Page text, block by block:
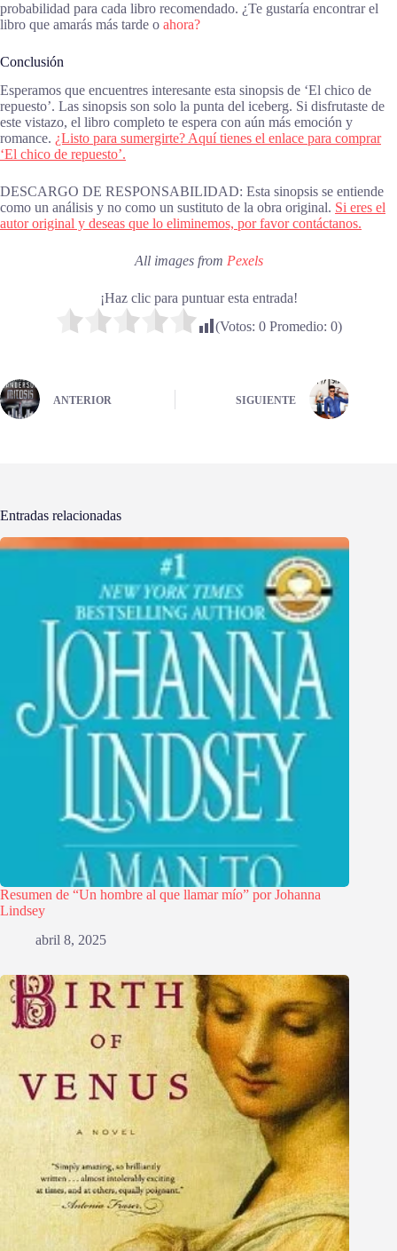
probabilidad para cada libro recomendado. ¿Te gustaría encontrar el
libro que amarás más tarde o ahora?
Conclusión
Esperamos que encuentres interesante esta sinopsis de ‘El chico de
repuesto’. Las sinopsis son solo la punta del iceberg. Si disfrutaste de
este vistazo, el libro completo te espera con aún más emoción y
romance. ¿Listo para sumergirte? Aquí tienes el enlace para comprar
‘El chico de repuesto’.
DESCARGO DE RESPONSABILIDAD: Esta sinopsis se entiende
como un análisis y no como un sustituto de la obra original. Si eres el
autor original y deseas que lo eliminemos, por favor contáctanos.
All images from Pexels
¡Haz clic para puntuar esta entrada!
(Votos: 0Promedio: 0)
ANTERIOR SIGUIENTE
Entradas relacionadas
Resumen de “Un hombre al que llamar mío” por Johanna
Lindsey
abril 8, 2025